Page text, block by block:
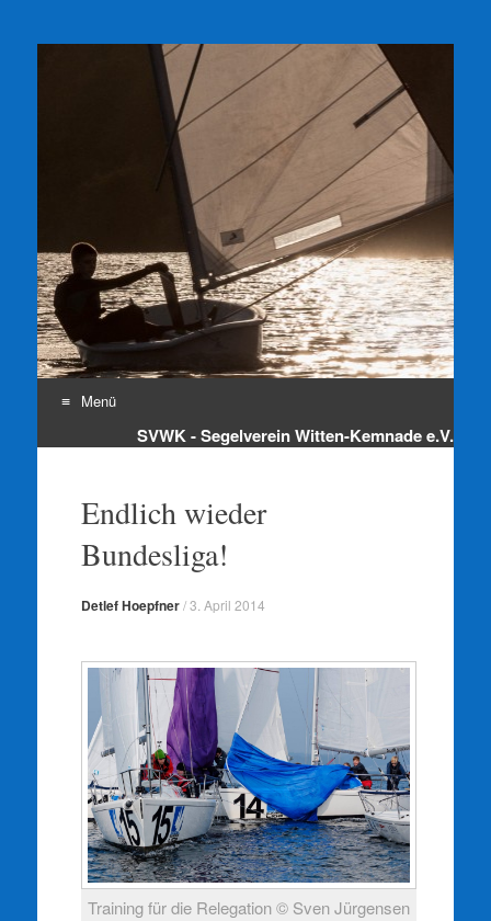
SVWK e.V.
Segelverein Witten-Kemnade e.V.
Menü
Zum
SVWK - Segelverein Witten-Kemnade e.V.
Endlich wieder
Bundesliga!
Detlef Hoepfner/3. April 2014
Training für die Relegation © Sven Jürgensen